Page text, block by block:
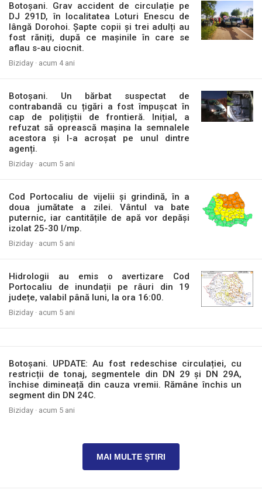
Botoșani. Grav accident de circulație pe
DJ 291D, în localitatea Loturi Enescu de
lângă Dorohoi. Șapte copii și trei adulți au
fost răniți, după ce mașinile în care se
aflau s-au ciocnit.
Biziday · acum 4 ani
Botoșani. Un bărbat suspectat de
contrabandă cu țigări a fost împușcat în
cap de polițiștii de frontieră. Inițial, a
refuzat să oprească mașina la semnalele
acestora și l-a acroșat pe unul dintre
agenți.
Biziday · acum 5 ani
Cod Portocaliu de vijelii și grindină, în a
doua jumătate a zilei. Vântul va bate
puternic, iar cantitățile de apă vor depăși
izolat 25-30 l/mp.
Biziday · acum 5 ani
Hidrologii au emis o avertizare Cod
Portocaliu de inundații pe râuri din 19
județe, valabil până luni, la ora 16:00.
Biziday · acum 5 ani
Botoșani. UPDATE: Au fost redeschise circulației, cu
restricții de tonaj, segmentele din DN 29 și DN 29A,
închise dimineață din cauza vremii. Rămâne închis un
segment din DN 24C.
Biziday · acum 5 ani
MAI MULTE ȘTIRI